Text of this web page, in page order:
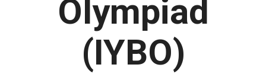
Olympiad
(IYBO)